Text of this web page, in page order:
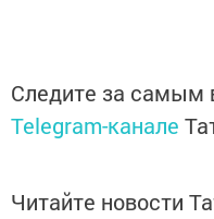
Следите за
Telegram-канале
Читайте новости